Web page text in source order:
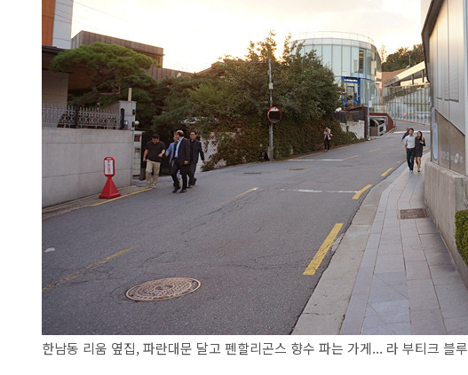
한남동 리움 옆집, 파란대문 달고 펜할리곤스 향수 파는 가게... 라 부티크 블루